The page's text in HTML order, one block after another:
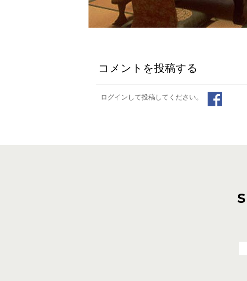
コメントを投稿する
ログインして投稿してください。